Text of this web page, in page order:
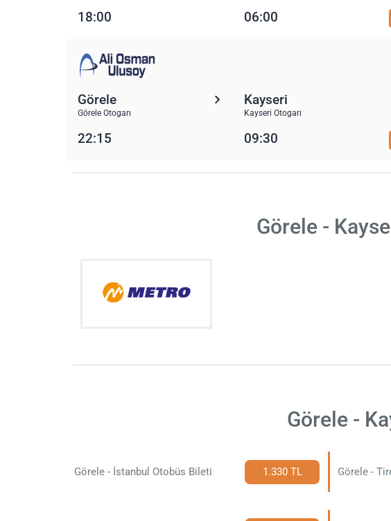
18:00 06:00
Görele
Görele Otogarı
Kayseri
Kayseri Otogarı
22:15 09:30
Görele -
Görele -
Görele - İstanbul Otobüs Bileti 1.330 TL Görele -